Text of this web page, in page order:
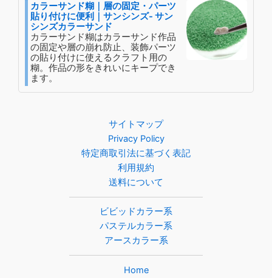
カラーサンド糊｜層の固定・パーツ
貼り付けに便利｜サンシンズ- サン
シンズカラーサンド
カラーサンド糊はカラーサンド作品
の固定や層の崩れ防止、装飾パーツ
の貼り付けに使えるクラフト用の
糊。作品の形をきれいにキープでき
ます。
サイトマップ
Privacy Policy
特定商取引法に基づく表記
利用規約
送料について
ビビッドカラー系
パステルカラー系
アースカラー系
Home